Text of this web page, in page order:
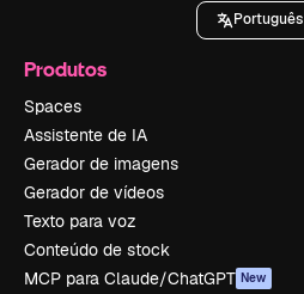
Português
Produtos
Spaces
Assistente de IA
Gerador de imagens
Gerador de vídeos
Texto para voz
Conteúdo de stock
MCP para Claude/ChatGPT New